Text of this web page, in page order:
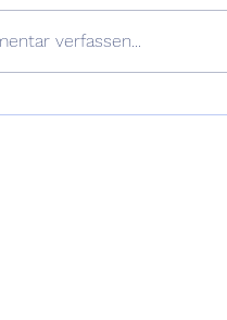
verfassen...